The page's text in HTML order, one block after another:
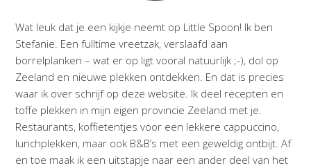
Wat leuk dat je een kijkje neemt op Little Spoon! Ik ben
Stefanie. Een fulltime vreetzak, verslaafd aan
borrelplanken – wat er op ligt vooral natuurlijk ;-), dol op
Zeeland en nieuwe plekken ontdekken. En dat is precies
waar ik over schrijf op deze website. Ik deel recepten en
toffe plekken in mijn eigen provincie Zeeland met je.
Restaurants, koffietentjes voor een lekkere cappuccino,
lunchplekken, maar ook B&B’s met een geweldig ontbijt. Af
en toe maak ik een uitstapje naar een ander deel van het